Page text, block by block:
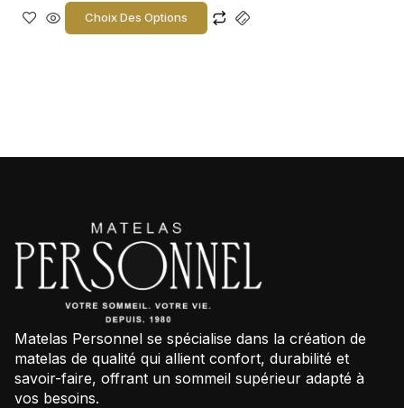
Choix Des Options
Matelas Personnel se spécialise dans la création de
matelas de qualité qui allient confort, durabilité et
savoir-faire, offrant un sommeil supérieur adapté à
vos besoins.